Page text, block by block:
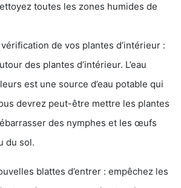
toutes les zones humides de
de vos plantes d’intérieur :
des plantes d’intérieur. L’eau
est une source d’eau potable qui
devrez peut-être mettre les plantes
des nymphes et les œufs
du sol.
blattes d’entrer : empêchez les